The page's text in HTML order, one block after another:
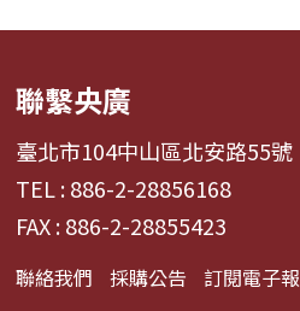
聯繫央廣
臺北市104中山區北安路55號
TEL : 886-2-28856168
FAX : 886-2-28855423
聯絡我們 採購公告 訂閱電子報